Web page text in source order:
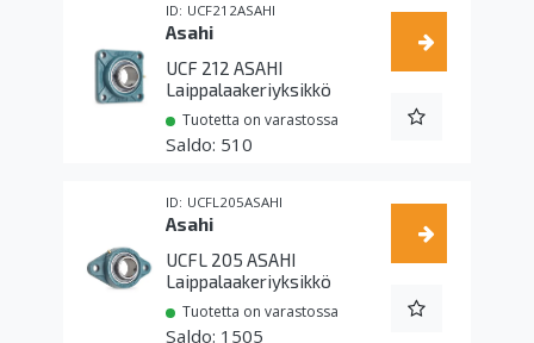
UCF212ASAHI
Asahi
UCF 212 ASAHI
Laippalaakeriyksikkö
Tuotetta on varastossa
510
UCFL205ASAHI
Asahi
UCFL 205 ASAHI
Laippalaakeriyksikkö
Tuotetta on varastossa
1505